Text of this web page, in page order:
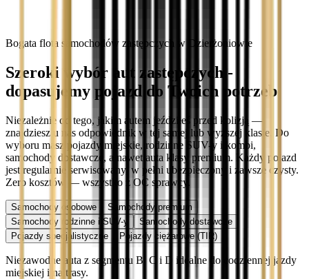
Bogata flota samochodów zastępczych w Dzierżoniowie
Szeroki wybór aut zastępczych -
dopasujemy pojazd do Twoich potrzeb
Niezależnie od tego, jakim autem jeździłeś przed kolizją —
znajdziesz u nas odpowiednik w tej samej lub wyższej klasie. Do
wyboru masz pojazdy miejskie, rodzinne SUV-y i kombi,
samochody dostawcze, a nawet auta klasy premium. Każdy pojazd
jest regularnie serwisowany, w pełni ubezpieczony i zawsze czysty.
Zero kosztów — wszystko z OC sprawcy.
Samochody osobowe
Samochody premium
Samochody rodzinne i SUV-y
Samochody dostawcze
Pojazdy specjalistyczne
Pojazdy ciężarowe (TIR)
Niezawodne auta z segmentu B, C i D idealne do codziennej jazdy
miejskiej i na trasy.